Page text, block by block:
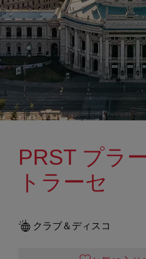
PRST プラ
トラーセ
クラブ＆ディスコ